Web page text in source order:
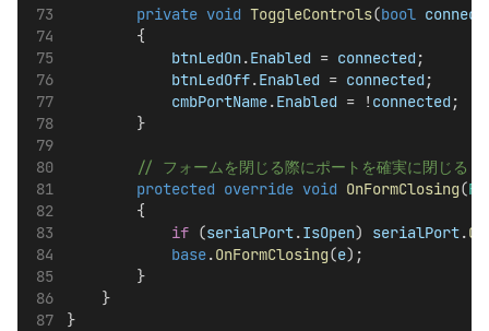
private void ToggleControls(bool
        {
btnLedOn.Enabled = connected;
btnLedOff.Enabled = connected;
cmbPortName.Enabled = ! connected;
        }
        // フォームを閉じる際にポートを確実に閉じる
protected override void OnFormClosing(
        {
if (serialPort.IsOpen) serialPort.
base.OnFormClosing(e);
        }
    }
}